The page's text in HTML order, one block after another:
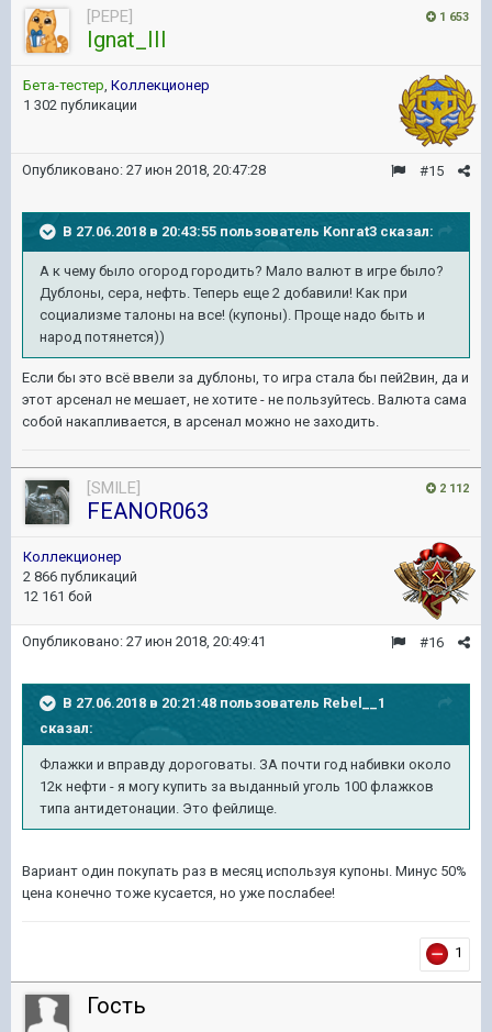
1 653
[PEPE]
Ignat_III
Бета-тестер, Коллекционер
1 302 публикации
#15
Опубликовано: 27 июн 2018, 20:47:28
В 27.06.2018 в 20:43:55 пользователь Konrat3 сказал:
А к чему было огород городить? Мало валют в игре было?
Дублоны, сера, нефть. Теперь еще 2 добавили! Как при
социализме талоны на все! (купоны). Проще надо быть и
народ потянется))
Если бы это всё ввели за дублоны, то игра стала бы пей2вин, да и
этот арсенал не мешает, не хотите - не пользуйтесь. Валюта сама
собой накапливается, в арсенал можно не заходить.
2 112
[SMILE]
FEANOR063
Коллекционер
2 866 публикаций
12 161 бой
#16
Опубликовано: 27 июн 2018, 20:49:41
В 27.06.2018 в 20:21:48 пользователь Rebel__1
сказал:
Флажки и вправду дороговаты. ЗА почти год набивки около
12к нефти - я могу купить за выданный уголь 100 флажков
типа антидетонации. Это фейлище.
Вариант один покупать раз в месяц используя купоны. Минус 50%
цена конечно тоже кусается, но уже послабее!
1
Гость